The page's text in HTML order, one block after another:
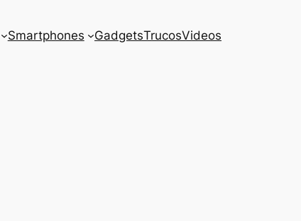
Smartphones GadgetsTrucosVideos